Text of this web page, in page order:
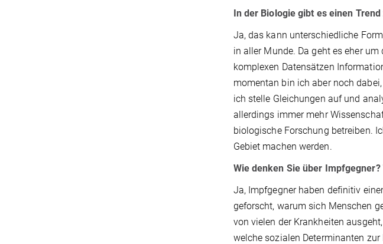
In der Biologie gibt es einen
Ja, das kann unterschiedliche
in aller Munde. Da geht es eher
komplexen Datensätzen
momentan bin ich aber noch
ich stelle Gleichungen auf und
allerdings immer mehr
biologische Forschung betreiben.
Gebiet machen werden.
Wie denken Sie über
Ja, Impfgegner haben definitiv
geforscht, warum sich Menschen
von vielen der Krankheiten
welche sozialen Determinanten